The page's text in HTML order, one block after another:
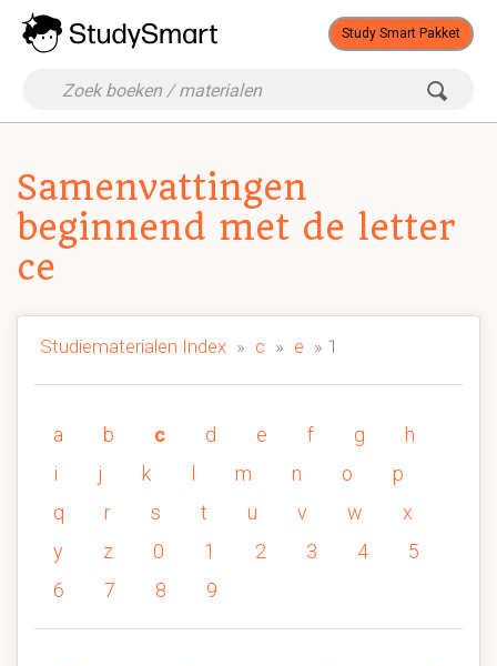
Study Smart Pakket
Samenvattingen
beginnend met de letter
ce
Studiematerialen Index » c » e » 1
a b c d e f g
h
i
j k m n o
p
q
r s t u v w
x
y
z 0 1 2 3 4
5
6
7 8 9